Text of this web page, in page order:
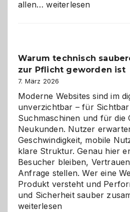
allen…Sudoku
den
Logikrätseln
weiterlesen
Warum technisch
zur Pflicht geworden ist
7. März 2026
Moderne Websites sind im
unverzichtbar – für
Suchmaschinen und für die
Neukunden. Nutzer
Geschwindigkeit, mobile
klare Struktur. Genau hier
Besucher bleiben,
Anfrage stellen. Wer eine
Produkt versteht und
und Sicherheit sauber
weiterlesen